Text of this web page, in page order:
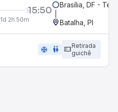
15:50
1d 2h 50m
Brasília, DF -
Batalha, PI
ac_unit wc
Retirada
guichê